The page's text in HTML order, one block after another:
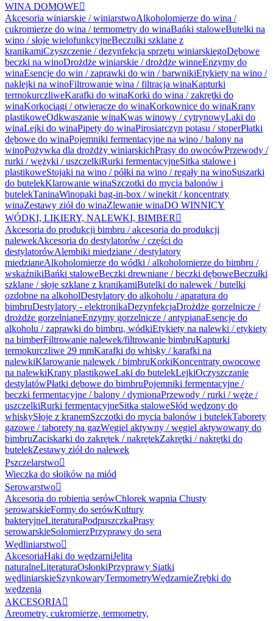
WINA DOMOWE
Akcesoria winiarskie / winiarstwoAlkoholomierze do wina /
cukromierze do wina / termometry do winaBańki staloweButelki na
wino / słoje wielofunkcyjneBeczułki szklane z
kranikamiCzyszczenie / dezynfekcja sprzętu winiarskiegoDębowe
beczki na winoDrożdże winiarskie / drożdże winneEnzymy do
winaEsencje do win / zaprawki do win / barwnikiEtykiety na wino /
naklejki na winoFiltrowanie wina / filtracja winaKapturki
termokurczliweKarafki do winaKorki do wina / zakrętki do
winaKorkociągi / otwieracze do winaKorkownice do winaKrany
plastikoweOdkwaszanie winaKwas winowy / cytrynowyLaki do
winaLejki do winaPipety do winaPirosiarczyn potasu / stoperPłatki
dębowe do winaPojemniki fermentacyjne na wino / balony na
winoPożywka dla drożdży winiarskichPrasy do owocówPrzewody /
rurki / wężyki / uszczelkiRurki fermentacyjneSitka stalowe i
plastikoweStojaki na wino / półki na wino / regały na winoSuszarki
do butelekKlarowanie winaSzczotki do mycia balonów i
butelekTaninaWinopaki bag-in-box / winekit / koncentraty
winaZestawy ziół do winaZlewanie winaDO WINNICY
WÓDKI, LIKIERY, NALEWKI, BIMBER 
Akcesoria do produkcji bimbru / akcesoria do produkcji
nalewekAkcesoria do destylatorów / części do
destylatorówAlembiki miedziane / destylatory
miedzianeAlkoholomierze do wódki / alkoholomierze do bimbru /
wskaźnikiBańki staloweBeczki drewniane / beczki dęboweBeczułki
szklane / słoje szklane z kranikamiButelki do nalewek / butelki
ozdobne na alkoholDestylatory do alkoholu / aparatura do
bimbruDestylatory - elektronikaDezynfekcjaDrożdże gorzelnicze /
drożdże gorzelnianeEnzymy gorzelnicze / antypianaEsencje do
alkoholu / zaprawki do bimbru, wódkiEtykiety na nalewki / etykiety
na bimberFiltrowanie nalewek/filtrowanie bimbruKapturki
termokurczliwe 29 mmKarafki do whisky / karafki na
nalewkiKlarowanie nalewek / bimbruKorkiKoncentraty owocowe
na nalewkiKrany plastikoweLaki do butelekLejkiOczyszczanie
destylatówPłatki dębowe do bimbruPojemniki fermentacyjne /
beczki fermentacyjne / balony / dymionaPrzewody / rurki / węże /
uszczelkiRurki fermentacyjneSitka staloweSłód wędzony do
whiskySłoje z kranemSzczotki do mycia balonów i butelekTaborety
gazowe / taborety na gazWęgiel aktywny / węgiel aktywowany do
bimbruZaciskarki do zakrętek / nakrętekZakrętki / nakrętki do
butelekZestawy ziół do nalewek
Pszczelarstwo
Wieczka do słoików na miód
Serowarstwo
Akcesoria do robienia serówChlorek wapnia Chusty
serowarskieFormy do serówKultury
bakteryjneLiteraturaPodpuszczkaPrasy
serowarskieSolomierzPrzyprawy do sera
Wędliniarstwo
AkcesoriaHaki do wędzarniJelita
naturalneLiteraturaOsłonkiPrzyprawy Siatki
wędliniarskieSzynkowaryTermometryWędzarnieZrębki do
wędzenia
AKCESORIA 
Areometry, cukromierze, termometry,